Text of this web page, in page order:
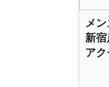
メン
新宿
アク